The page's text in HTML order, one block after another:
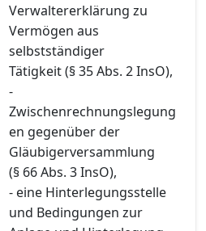
Verwaltererklärung zu
Vermögen aus
selbstständiger
Tätigkeit (§ 35 Abs. 2 InsO),
-
Zwischenrechnungslegung
en gegenüber der
Gläubigerversammlung
(§ 66 Abs. 3 InsO),
- eine Hinterlegungsstelle
und Bedingungen zur